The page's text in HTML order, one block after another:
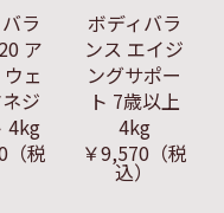
ラ
ア
ェ
ジ
4kg
（税
ボディバラ
ンス エイジ
ングサポー
ト 7歳以上
4kg
￥9,570 （税
込）